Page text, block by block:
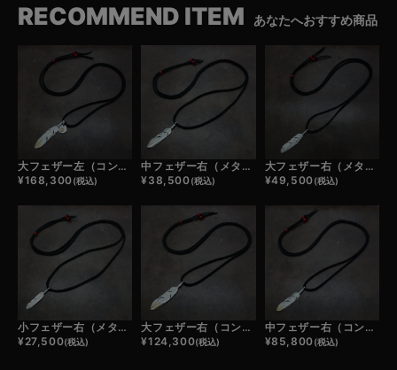
RECOMMEND ITEM あなたへおすすめ商品
大フェザー左（コンビ）×小メタルチャーム（コンビ）×鹿革紐×アンティークビーズ/ネックレスカスタム
¥168,300(税込)
中フェザー右（メタル）×鹿革紐×アンティークビーズ/ネックレスカスタム
¥38,500(税込)
大フェザー右（メタル）×鹿革紐×アンティークビーズ/ネックレスカスタム
¥49,500(税込)
小フェザー右（メタル）×鹿革紐×アンティークビーズ/ネックレスカスタム
¥27,500(税込)
大フェザー右（コンビ）×鹿革紐×アンティークビーズ/ネックレスカスタム
¥124,300(税込)
中フェザー右（コンビ）×鹿革紐×アンティークビーズ/ネックレスカスタム
¥85,800(税込)